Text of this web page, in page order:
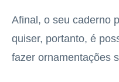
Afinal, o seu caderno
quiser, portanto, é
fazer ornamentações